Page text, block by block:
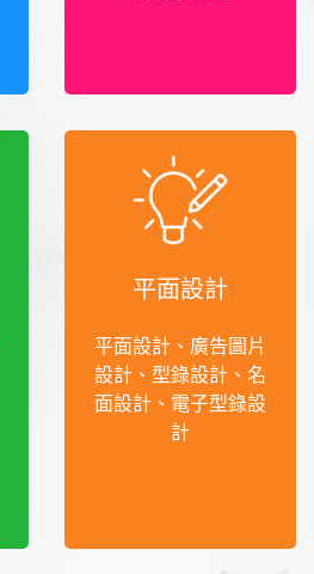
平面設計
平面設計、廣告圖片
設計、型錄設計、名
面設計、電子型錄設
計